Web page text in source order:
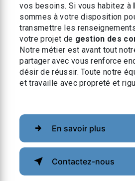
vos besoins. Si vous habitez à
sommes à votre disposition
transmettre les
votre projet de gestion des
Notre métier est avant tout
partager avec vous renforce
désir de réussir. Toute notre
et travaille avec propreté et
En savoir plus
Contactez-nous